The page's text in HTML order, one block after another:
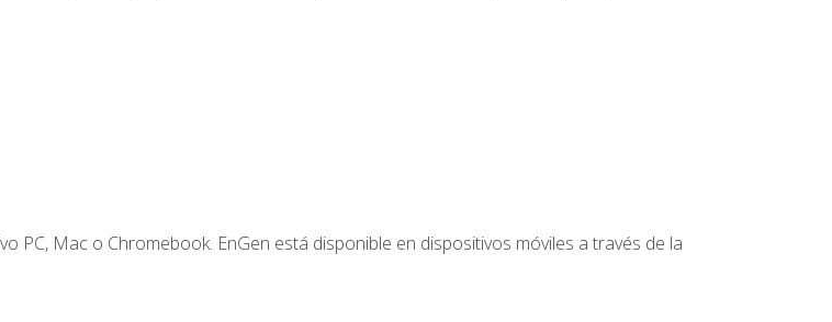
PC, Mac o Chromebook. EnGen está disponible en dispositivos móviles a través de la